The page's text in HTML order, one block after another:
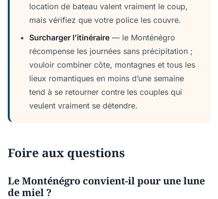
location de bateau valent vraiment le coup,
mais vérifiez que votre police les couvre.
Surcharger l’itinéraire — le Monténégro
récompense les journées sans précipitation ;
vouloir combiner côte, montagnes et tous les
lieux romantiques en moins d’une semaine
tend à se retourner contre les couples qui
veulent vraiment se détendre.
Foire aux questions
Le Monténégro convient-il pour une lune
de miel ?